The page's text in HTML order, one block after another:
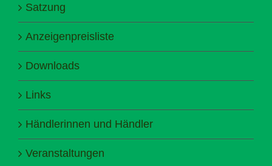
Satzung
Anzeigenpreisliste
Downloads
Links
Händlerinnen und Händler
Veranstaltungen